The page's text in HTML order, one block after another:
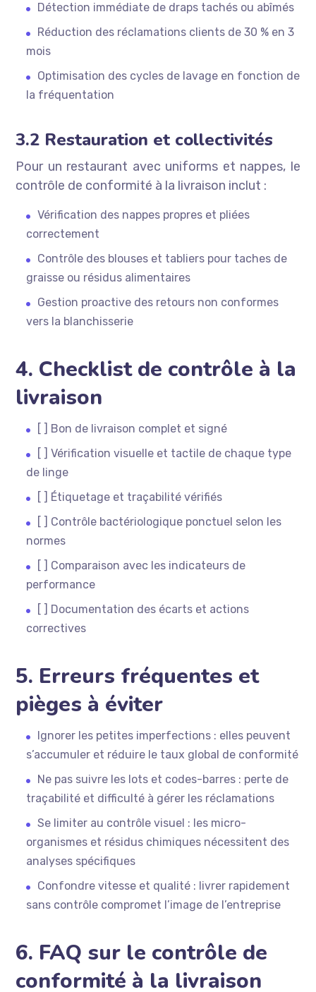
Détection immédiate de draps tachés ou abîmés
Réduction des réclamations clients de 30 % en 3
mois
Optimisation des cycles de lavage en fonction de
la fréquentation
3.2 Restauration et collectivités
Pour un restaurant avec uniforms et nappes, le
contrôle de conformité à la livraison inclut :
Vérification des nappes propres et pliées
correctement
Contrôle des blouses et tabliers pour taches de
graisse ou résidus alimentaires
Gestion proactive des retours non conformes
vers la blanchisserie
4. Checklist de contrôle à la
livraison
[ ] Bon de livraison complet et signé
[ ] Vérification visuelle et tactile de chaque type
de linge
[ ] Étiquetage et traçabilité vérifiés
[ ] Contrôle bactériologique ponctuel selon les
normes
[ ] Comparaison avec les indicateurs de
performance
[ ] Documentation des écarts et actions
correctives
5. Erreurs fréquentes et
pièges à éviter
Ignorer les petites imperfections : elles peuvent
s’accumuler et réduire le taux global de conformité
Ne pas suivre les lots et codes-barres : perte de
traçabilité et difficulté à gérer les réclamations
Se limiter au contrôle visuel : les micro-
organismes et résidus chimiques nécessitent des
analyses spécifiques
Confondre vitesse et qualité : livrer rapidement
sans contrôle compromet l’image de l’entreprise
6. FAQ sur le contrôle de
conformité à la livraison